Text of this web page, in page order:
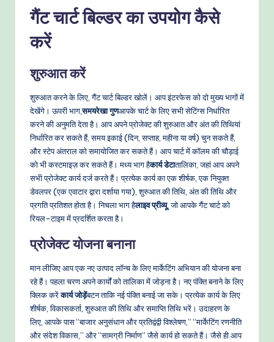
e
o
d
गैंट चार्ट बिल्डर का उपयोग कैसे
करें
शुरुआत करें
शुरुआत करने के लिए, गैंट चार्ट बिल्डर खोलें। आप इंटरफेस को दो मुख्य भागों में
देखेंगे। ऊपरी भाग,समयरेखा गुणआपके चार्ट के लिए सभी सेटिंग्स निर्धारित
करने की अनुमति देता है। आप अपने प्रोजेक्ट की शुरुआत और अंत की तिथियां
निर्धारित कर सकते हैं, समय इकाई (दिन, सप्ताह, महीना या वर्ष) चुन सकते हैं,
और स्टेप अंतराल को समायोजित कर सकते हैं। आप चार्ट में कॉलम की चौड़ाई
को भी कस्टमाइज़ कर सकते हैं। मध्य भाग हैकार्य डेटातालिका, जहां आप अपने
सभी प्रोजेक्ट कार्य दर्ज करते हैं। प्रत्येक कार्य का एक शीर्षक, एक नियुक्त
डेवलपर (एक एवाटार द्वारा दर्शाया गया), शुरुआत की तिथि, अंत की तिथि और
प्रगति प्रतिशत होता है। निचला भाग हैलाइव प्रीव्यू, जो आपके गैंट चार्ट को
रियल-टाइम में प्रदर्शित करता है।
प्रोजेक्ट योजना बनाना
मान लीजिए आप एक नए उत्पाद लॉन्च के लिए मार्केटिंग अभियान की योजना बना
रहे हैं। पहला चरण अपने कार्यों को तालिका में जोड़ना है। नए पंक्ति बनाने के लिए
क्लिक करेंकार्य जोड़ेंबटन ताकि नई पंक्ति बनाई जा सके। प्रत्येक कार्य के लिए
शीर्षक, विकासकर्ता, शुरुआत की तिथि और समाप्ति तिथि भरें। उदाहरण के
लिए, आपके पास “बाजार अनुसंधान और प्रतिद्वंद्वी विश्लेषण,” “मार्केटिंग रणनीति
और संदेश विकास,” और “सामग्री निर्माण” जैसे कार्य हो सकते हैं। जैसे ही आप